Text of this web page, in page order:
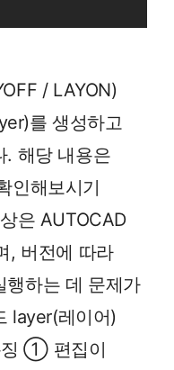
/ LAYON)
를 생성하고
. 해당 내용은
인해보시기
은 AUTOCAD
, 버전에 따라
행하는 데 문제가
layer(레이어)
징 ① 편집이